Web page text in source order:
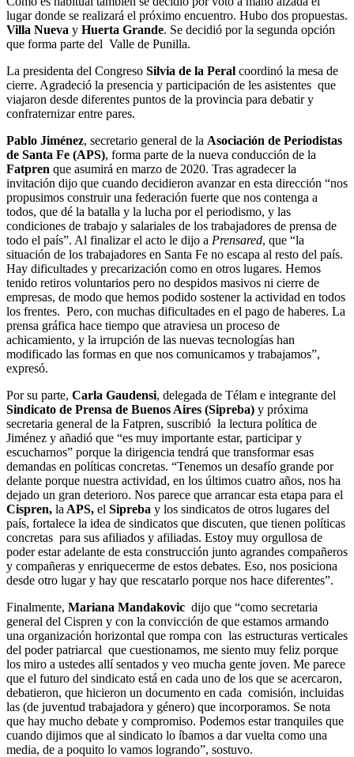
lugar donde se realizará el próximo encuentro. Hubo dos propuestas.
Villa Nueva y Huerta Grande. Se decidió por la segunda opción
que forma parte del Valle de Punilla.
La presidenta del Congreso Silvia de la Peral coordinó la mesa de
cierre. Agradeció la presencia y participación de les asistentes que
viajaron desde diferentes puntos de la provincia para debatir y
confraternizar entre pares.
Pablo Jiménez, secretario general de la Asociación de Periodistas
de Santa Fe (APS), forma parte de la nueva conducción de la
Fatpren que asumirá en marzo de 2020. Tras agradecer la
invitación dijo que cuando decidieron avanzar en esta dirección “nos
propusimos construir una federación fuerte que nos contenga a
todos, que dé la batalla y la lucha por el periodismo, y las
condiciones de trabajo y salariales de los trabajadores de prensa de
todo el país”. Al finalizar el acto le dijo a Prensared, que “la
situación de los trabajadores en Santa Fe no escapa al resto del país.
Hay dificultades y precarización como en otros lugares. Hemos
tenido retiros voluntarios pero no despidos masivos ni cierre de
empresas, de modo que hemos podido sostener la actividad en todos
los frentes. Pero, con muchas dificultades en el pago de haberes. La
prensa gráfica hace tiempo que atraviesa un proceso de
achicamiento, y la irrupción de las nuevas tecnologías han
modificado las formas en que nos comunicamos y trabajamos”,
expresó.
Por su parte, Carla Gaudensi, delegada de Télam e integrante del
Sindicato de Prensa de Buenos Aires (Sipreba) y próxima
secretaria general de la Fatpren, suscribió la lectura política de
Jiménez y añadió que “es muy importante estar, participar y
escucharnos” porque la dirigencia tendrá que transformar esas
demandas en políticas concretas. “Tenemos un desafío grande por
delante porque nuestra actividad, en los últimos cuatro años, nos ha
dejado un gran deterioro. Nos parece que arrancar esta etapa para el
Cispren, la APS, el Sipreba y los sindicatos de otros lugares del
país, fortalece la idea de sindicatos que discuten, que tienen políticas
concretas para sus afiliados y afiliadas. Estoy muy orgullosa de
poder estar adelante de esta construcción junto agrandes compañeros
y compañeras y enriquecerme de estos debates. Eso, nos posiciona
desde otro lugar y hay que rescatarlo porque nos hace diferentes”.
Finalmente, Mariana Mandakovic dijo que “como secretaria
general del Cispren y con la convicción de que estamos armando
una organización horizontal que rompa con las estructuras verticales
del poder patriarcal que cuestionamos, me siento muy feliz porque
los miro a ustedes allí sentados y veo mucha gente joven. Me parece
que el futuro del sindicato está en cada uno de los que se acercaron,
debatieron, que hicieron un documento en cada comisión, incluidas
las (de juventud trabajadora y género) que incorporamos. Se nota
que hay mucho debate y compromiso. Podemos estar tranquiles que
cuando dijimos que al sindicato lo íbamos a dar vuelta como una
media, de a poquito lo vamos logrando”, sostuvo.